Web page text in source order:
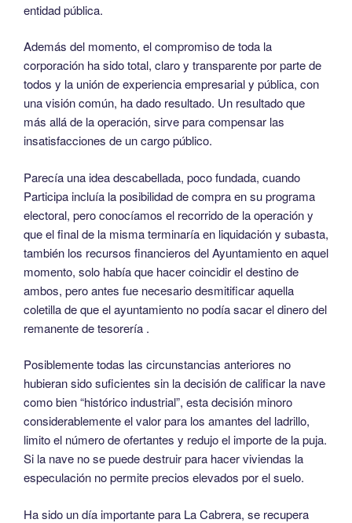
entidad pública.
Además del momento, el compromiso de toda la
corporación ha sido total, claro y transparente por parte de
todos y la unión de experiencia empresarial y pública, con
una visión común, ha dado resultado. Un resultado que
más allá de la operación, sirve para compensar las
insatisfacciones de un cargo público.
Parecía una idea descabellada, poco fundada, cuando
Participa incluía la posibilidad de compra en su programa
electoral, pero conocíamos el recorrido de la operación y
que el final de la misma terminaría en liquidación y subasta,
también los recursos financieros del Ayuntamiento en aquel
momento, solo había que hacer coincidir el destino de
ambos, pero antes fue necesario desmitificar aquella
coletilla de que el ayuntamiento no podía sacar el dinero del
remanente de tesorería .
Posiblemente todas las circunstancias anteriores no
hubieran sido suficientes sin la decisión de calificar la nave
como bien “histórico industrial”, esta decisión minoro
considerablemente el valor para los amantes del ladrillo,
limito el número de ofertantes y redujo el importe de la puja.
Si la nave no se puede destruir para hacer viviendas la
especulación no permite precios elevados por el suelo.
Ha sido un día importante para La Cabrera, se recupera